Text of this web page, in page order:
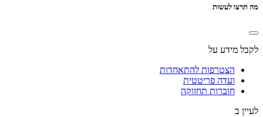
מה תרצו לעשות
לקבל מידע על
הצטרפות להתאחדות
ועדה פריטטית
חוברות תחזוקה
לעיין ב